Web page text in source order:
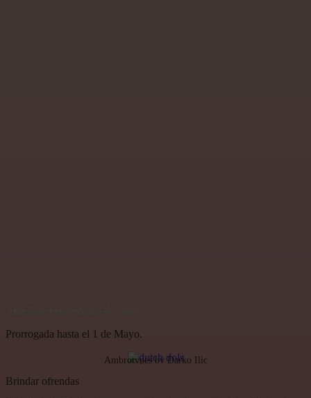
Prorrogada hasta el 1 de Mayo.
Ambrotypes by Darko Ilic
Brindar ofrendas